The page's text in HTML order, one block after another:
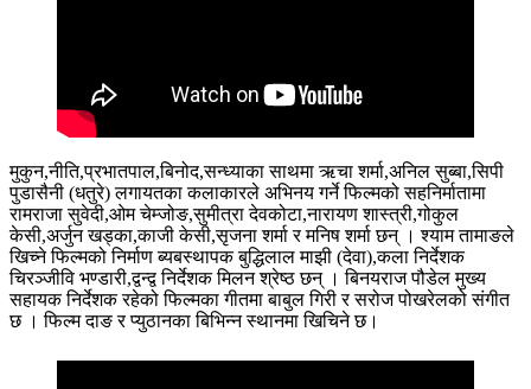
मुकुन,नीति,प्रभातपाल,बिनोद,सन्ध्याका साथमा ऋचा शर्मा,अनिल सुब्बा,सिपी
पुडासैनी (धतुरे) लगायतका कलाकारले अभिनय गर्ने फिल्मको सहनिर्मातामा
रामराजा सुवेदी,ओम चेम्जोङ,सुमीत्रा देवकोटा,नारायण शास्त्री,गोकुल
केसी,अर्जुन खड्का,काजी केसी,सृजना शर्मा र मनिष शर्मा छन् । श्याम तामाङले
खिच्ने फिल्मको निर्माण ब्यबस्थापक बुद्धिलाल माझी (देवा),कला निर्देशक
चिरञ्जीवि भण्डारी,द्वन्द्व निर्देशक मिलन श्रेष्ठ छन् । बिनयराज पौडेल मुख्य
सहायक निर्देशक रहेको फिल्मका गीतमा बाबुल गिरी र सरोज पोखरेलको संगीत
छ । फिल्म दाङ र प्युठानका बिभिन्न स्थानमा खिचिने छ।